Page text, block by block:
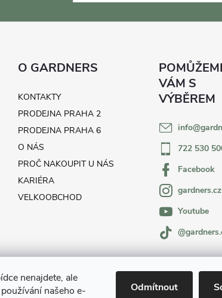
nenajdete, ale
našeho e-
Odmítnout
O GARDNERS
KONTAKTY
PRODEJNA PRAHA 2
PRODEJNA PRAHA 6
O NÁS
PROČ NAKOUPIT U NÁS
KARIÉRA
VELKOOBCHOD
info@
722 530
Facebook
gardners.cz
Youtube